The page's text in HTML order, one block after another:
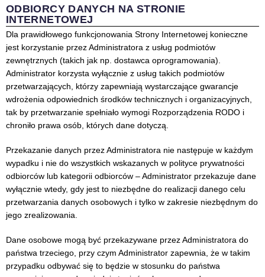
ODBIORCY DANYCH NA STRONIE
INTERNETOWEJ
Dla prawidłowego funkcjonowania Strony Internetowej konieczne
jest korzystanie przez Administratora z usług podmiotów
zewnętrznych (takich jak np. dostawca oprogramowania).
Administrator korzysta wyłącznie z usług takich podmiotów
przetwarzających, którzy zapewniają wystarczające gwarancje
wdrożenia odpowiednich środków technicznych i organizacyjnych,
tak by przetwarzanie spełniało wymogi Rozporządzenia RODO i
chroniło prawa osób, których dane dotyczą.
Przekazanie danych przez Administratora nie następuje w każdym
wypadku i nie do wszystkich wskazanych w polityce prywatności
odbiorców lub kategorii odbiorców – Administrator przekazuje dane
wyłącznie wtedy, gdy jest to niezbędne do realizacji danego celu
przetwarzania danych osobowych i tylko w zakresie niezbędnym do
jego zrealizowania.
Dane osobowe mogą być przekazywane przez Administratora do
państwa trzeciego, przy czym Administrator zapewnia, że w takim
przypadku odbywać się to będzie w stosunku do państwa